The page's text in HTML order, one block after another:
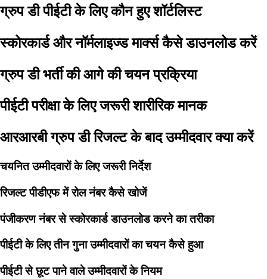
ग्रुप डी पीईटी के लिए कौन हुए शॉर्टलिस्ट
स्कोरकार्ड और नॉर्मलाइज्ड मार्क्स कैसे डाउनलोड करें
ग्रुप डी भर्ती की आगे की चयन प्रक्रिया
पीईटी परीक्षा के लिए जरूरी शारीरिक मानक
आरआरबी ग्रुप डी रिजल्ट के बाद उम्मीदवार क्या करें
चयनित उम्मीदवारों के लिए जरूरी निर्देश
रिजल्ट पीडीएफ में रोल नंबर कैसे खोजें
पंजीकरण नंबर से स्कोरकार्ड डाउनलोड करने का तरीका
पीईटी के लिए तीन गुना उम्मीदवारों का चयन कैसे हुआ
पीईटी से छूट पाने वाले उम्मीदवारों के नियम